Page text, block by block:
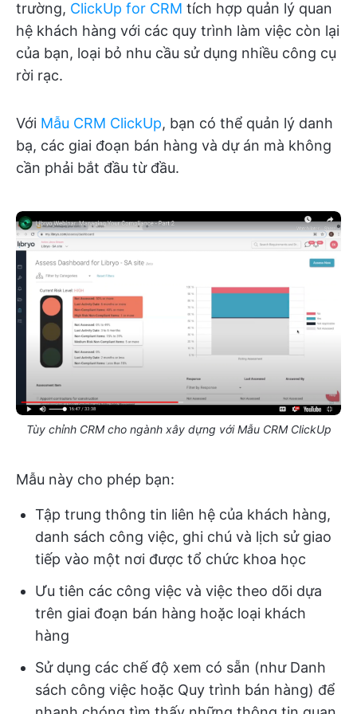
trường, ClickUp for CRM tích hợp quản lý quan
hệ khách hàng với các quy trình làm việc còn lại
của bạn, loại bỏ nhu cầu sử dụng nhiều công cụ
rời rạc.
Với Mẫu CRM ClickUp, bạn có thể quản lý danh
bạ, các giai đoạn bán hàng và dự án mà không
cần phải bắt đầu từ đầu.
Tùy chỉnh CRM cho ngành xây dựng với Mẫu CRM ClickUp
Mẫu này cho phép bạn:
Tập trung thông tin liên hệ của khách hàng,
danh sách công việc, ghi chú và lịch sử giao
tiếp vào một nơi được tổ chức khoa học
Ưu tiên các công việc và việc theo dõi dựa
trên giai đoạn bán hàng hoặc loại khách
hàng
Sử dụng các chế độ xem có sẵn (như Danh
sách công việc hoặc Quy trình bán hàng) để